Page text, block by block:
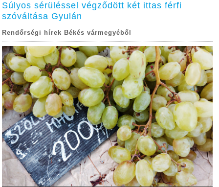
Súlyos sérüléssel végződött két ittas férfi
szóváltása Gyulán
Rendőrségi hírek Békés vármegyéből